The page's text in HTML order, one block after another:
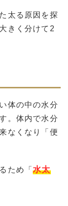
太る原因を探
きく分けて2
体の中の水分
。体内で水分
なくなり「便
ため「水太